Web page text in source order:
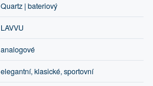
Quartz | bateriový
LAVVU
analogové
elegantní, klasické, sportovní